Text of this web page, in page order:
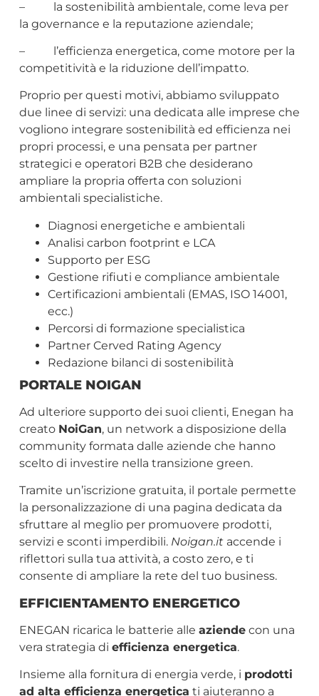
– la sostenibilità ambientale, come leva per
la governance e la reputazione aziendale;
– l’efficienza energetica, come motore per la
competitività e la riduzione dell’impatto.
Proprio per questi motivi, abbiamo sviluppato
due linee di servizi: una dedicata alle imprese che
vogliono integrare sostenibilità ed efficienza nei
propri processi, e una pensata per partner
strategici e operatori B2B che desiderano
ampliare la propria offerta con soluzioni
ambientali specialistiche.
Diagnosi energetiche e ambientali
Analisi carbon footprint e LCA
Supporto per ESG
Gestione rifiuti e compliance ambientale
Certificazioni ambientali (EMAS, ISO 14001,
ecc.)
Percorsi di formazione specialistica
Partner Cerved Rating Agency
Redazione bilanci di sostenibilità
PORTALE NOIGAN
Ad ulteriore supporto dei suoi clienti, Enegan ha
creato NoiGan, un network a disposizione della
community formata dalle aziende che hanno
scelto di investire nella transizione green.
Tramite un’iscrizione gratuita, il portale permette
la personalizzazione di una pagina dedicata da
sfruttare al meglio per promuovere prodotti,
servizi e sconti imperdibili. Noigan.it accende i
riflettori sulla tua attività, a costo zero, e ti
consente di ampliare la rete del tuo business.
EFFICIENTAMENTO ENERGETICO
ENEGAN ricarica le batterie alle aziendecon una
vera strategia di efficienza energetica.
Insieme alla fornitura di energia verde, i prodotti
ad alta efficienza energetica ti aiuteranno a